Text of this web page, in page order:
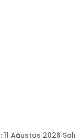
:11 Ağustos 2026 Salı